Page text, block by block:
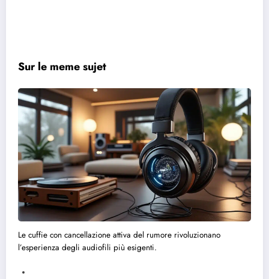
Sur le meme sujet
Le cuffie con cancellazione attiva del rumore rivoluzionano
l’esperienza degli audiofili più esigenti.